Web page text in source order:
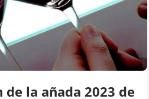
de la añada 2023 de